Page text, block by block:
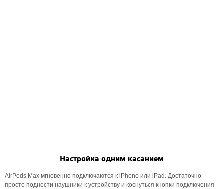
Настройка одним касанием
AirPods Max мгновенно подключаются к iPhone или iPad. Достаточно
просто поднести наушники к устройству и коснуться кнопки подключения